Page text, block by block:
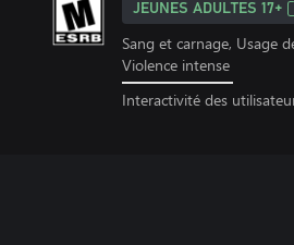
JEUNES ADULTES 17+
Sang et carnage, Usage
Violence intense
Interactivité des